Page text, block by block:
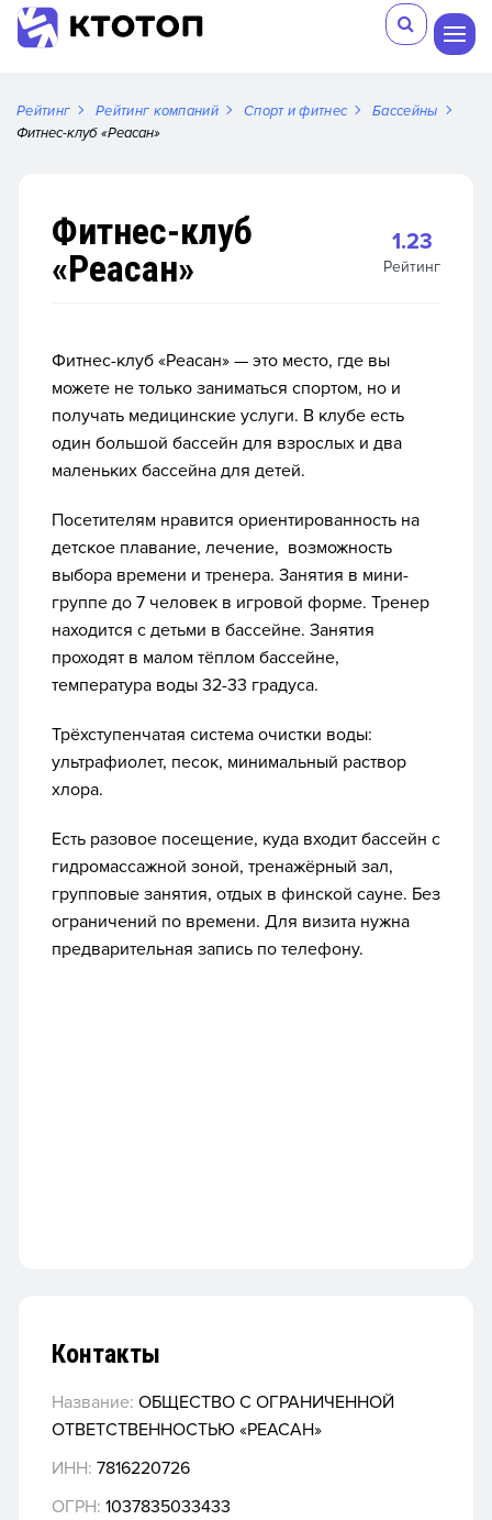
Рейтинг Рейтинг компаний Спорт и фитнес
Бассейны
Фитнес-клуб «Реасан»
Фитнес-клуб
«Реасан»
1.23
Рейтинг
Фитнес-клуб «Реасан» — это место, где вы
можете не только заниматься спортом, но и
получать медицинские услуги. В клубе есть
один большой бассейн для взрослых и два
маленьких бассейна для детей.
Посетителям нравится ориентированность на
детское плавание, лечение, возможность
выбора времени и тренера. Занятия в мини-
группе до 7 человек в игровой форме. Тренер
находится с детьми в бассейне. Занятия
проходят в малом тёплом бассейне,
температура воды 32-33 градуса.
Трёхступенчатая система очистки воды:
ультрафиолет, песок, минимальный раствор
хлора.
Есть разовое посещение, куда входит бассейн с
гидромассажной зоной, тренажёрный зал,
групповые занятия, отдых в финской сауне. Без
ограничений по времени. Для визита нужна
предварительная запись по телефону.
Контакты
Название: ОБЩЕСТВО С ОГРАНИЧЕННОЙ
ОТВЕТСТВЕННОСТЬЮ «РЕАСАН»
ИНН: 7816220726
ОГРН: 1037835033433